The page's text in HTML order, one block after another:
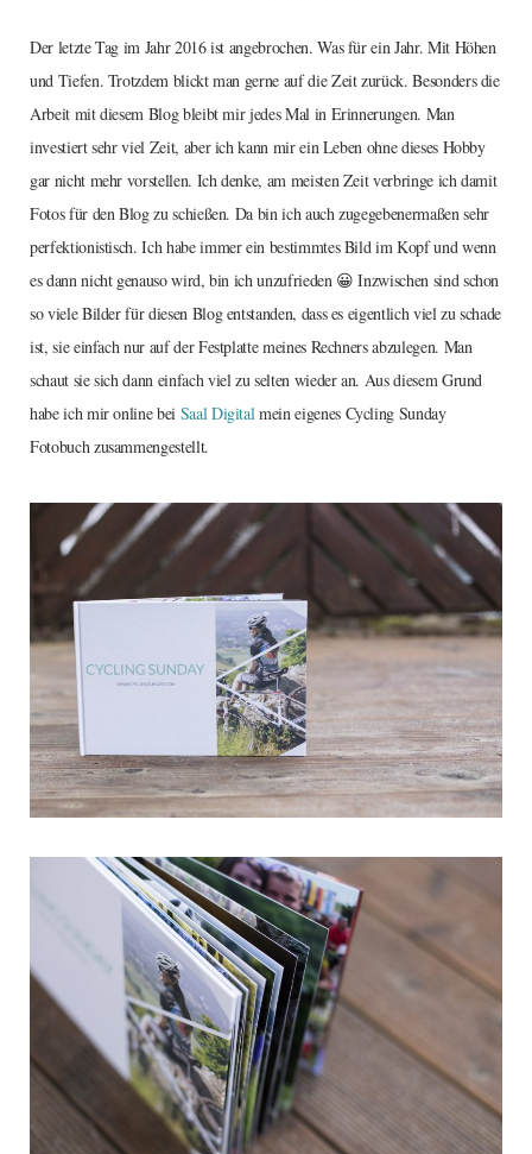
Der letzte Tag im Jahr 2016 ist angebrochen. Was für ein Jahr. Mit Höhen
und Tiefen. Trotzdem blickt man gerne auf die Zeit zurück. Besonders die
Arbeit mit diesem Blog bleibt mir jedes Mal in Erinnerungen. Man
investiert sehr viel Zeit, aber ich kann mir ein Leben ohne dieses Hobby
gar nicht mehr vorstellen. Ich denke, am meisten Zeit verbringe ich damit
Fotos für den Blog zu schießen. Da bin ich auch zugegebenermaßen sehr
perfektionistisch. Ich habe immer ein bestimmtes Bild im Kopf und wenn
es dann nicht genauso wird, bin ich unzufrieden 😀 Inzwischen sind schon
so viele Bilder für diesen Blog entstanden, dass es eigentlich viel zu schade
ist, sie einfach nur auf der Festplatte meines Rechners abzulegen. Man
schaut sie sich dann einfach viel zu selten wieder an. Aus diesem Grund
habe ich mir online bei Saal Digitalmein eigenes Cycling Sunday
Fotobuch zusammengestellt.